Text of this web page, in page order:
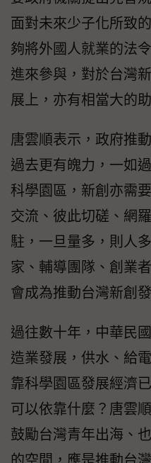
面對未來少子化所致
夠將外國人就業的法
進來參與，對於台灣
展上，亦有相當大的助
唐雲順表示，政府推
過去更有魄力，一如
科學園區，新創亦需
交流、彼此切磋、網
駐，一旦量多，則人
家、輔導團隊、創業
會成為推動台灣新創
過往數十年，中華民
造業發展，供水、給
靠科學園區發展經濟
可以依靠什麼？唐雲
鼓勵台灣青年出海、